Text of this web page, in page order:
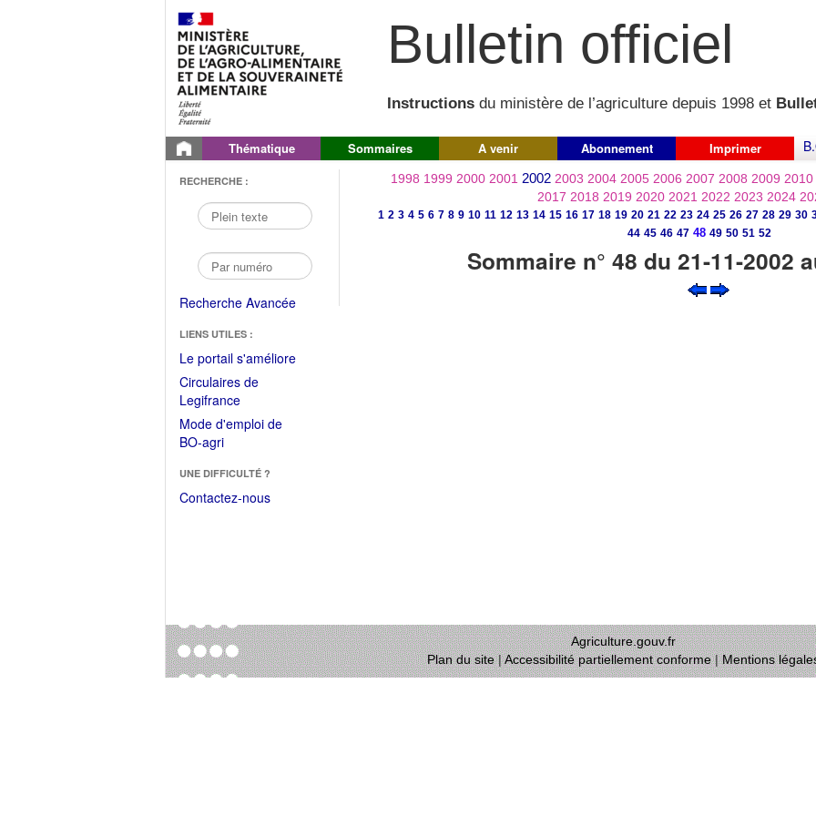
Bulletin officiel
Instructions du ministère de l’agriculture depuis 1998 et
Thématique Sommaires A venir Abonnement Imprimer
RECHERCHE :
Recherche Avancée
LIENS UTILES :
Le portail s'améliore(Fichier
Circulaires de
Legifrance(Ouvrir
dans
une
fenêtre)
Mode d'emploi de
BO-agri(Ouvrir
une
nouvelle
UNE DIFFICULTÉ ?
Contactez-nous
1998 1999 2000 2001 2002 2003 2004 2005 2006 2007 2008 2009 2010
2017 2018 2019 2020 2021 2022 2023 2024
1 2 3 4 5 6 7 8 9 10 11 12 13 14 15 16 17 18 19 20 21 22 23 24 25 26 27 28 29 30
44 45 46 47 48 49 50 51 52
Sommaire n° 48 du 21-11-2002
Agriculture.gouv.fr
Plan du site|Accessibilité partiellement conforme|Mentions